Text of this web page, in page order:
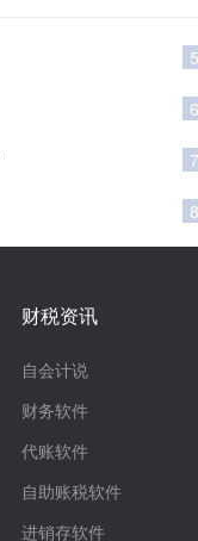
5
6
7
8
财税资讯
自会计说
财务软件
代账软件
自助账税软件
进销存软件